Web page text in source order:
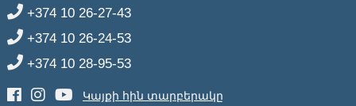
+374 10 26-27-43
+374 10 26-24-53
+374 10 28-95-53
Կայքի հին տարբերակը